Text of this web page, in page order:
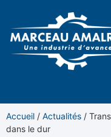
Accueil / Actualités /
dans le dur